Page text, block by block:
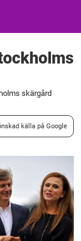
skärgård
källa på Google